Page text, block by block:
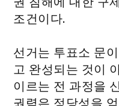
조건이다.
선거는 투표소 문
고 완성되는 것이
이르는 전 과정을
권력은 정당성을